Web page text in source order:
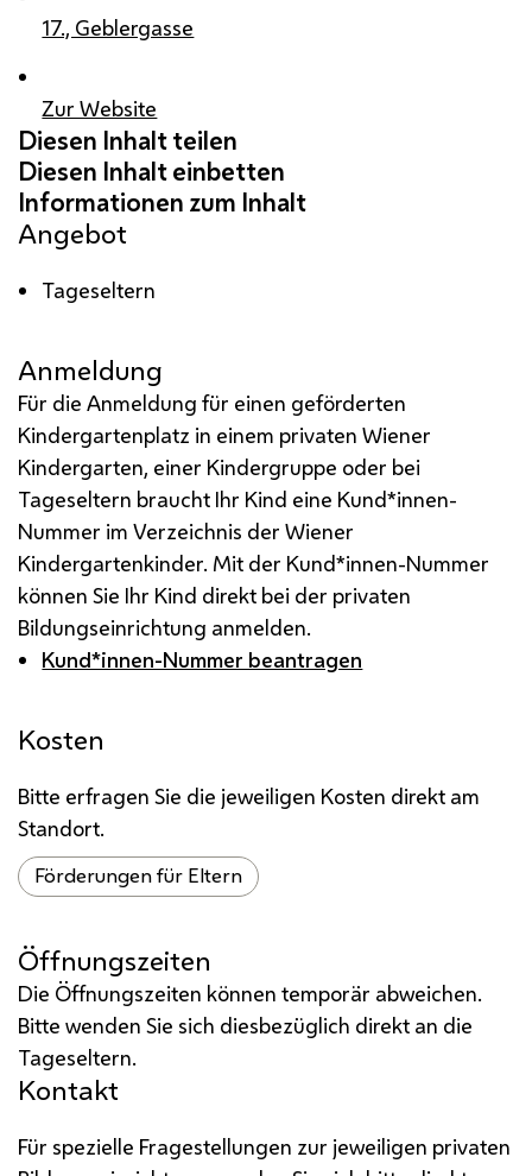
17., Geblergasse
Zur Website
Angebot
Tageseltern
Anmeldung
Für die Anmeldung für einen geförderten
Kindergartenplatz in einem privaten Wiener
Kindergarten, einer Kindergruppe oder bei
Tageseltern braucht Ihr Kind eine Kund*innen-
Nummer im Verzeichnis der Wiener
Kindergartenkinder. Mit der Kund*innen-Nummer
können Sie Ihr Kind direkt bei der privaten
Bildungseinrichtung anmelden.
Kund*innen-Nummer beantragen
Kosten
Bitte erfragen Sie die jeweiligen Kosten direkt am
Standort.
Förderungen für Eltern
Öffnungszeiten
Die Öffnungszeiten können temporär abweichen.
Bitte wenden Sie sich diesbezüglich direkt an die
Tageseltern.
Kontakt
Für spezielle Fragestellungen zur jeweiligen privaten